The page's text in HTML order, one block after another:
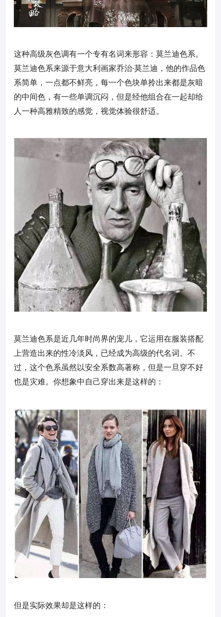
这种高级灰色调有一个专有名词来形容：莫兰迪色系。
莫兰迪色系来源于意大利画家乔治·莫兰迪，他的作品色
系简单，一点都不鲜亮，每一个色块单拎出来都是灰暗
的中间色，有一些单调沉闷，但是经他组合在一起却给
人一种高雅精致的感觉，视觉体验很舒适。
莫兰迪色系是近几年时尚界的宠儿，它运用在服装搭配
上营造出来的性冷淡风，已经成为高级的代名词。不
过，这个色系虽然以安全系数高著称，但是一旦穿不好
也是灾难。你想象中自己穿出来是这样的：
但是实际效果却是这样的：